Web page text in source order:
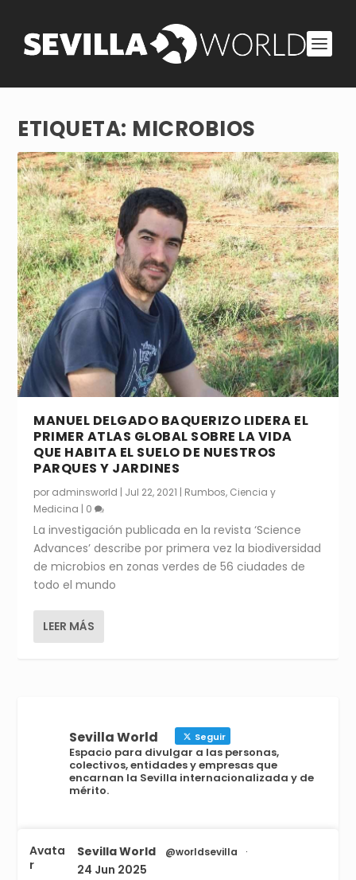
ETIQUETA: MICROBIOS
MANUEL DELGADO BAQUERIZO LIDERA EL
PRIMER ATLAS GLOBAL SOBRE LA VIDA
QUE HABITA EL SUELO DE NUESTROS
PARQUES Y JARDINES
por adminsworld | Jul 22, 2021 | Rumbos, Ciencia y
Medicina | 0
La investigación publicada en la revista ‘Science
Advances’ describe por primera vez la biodiversidad
de microbios en zonas verdes de 56 ciudades de
todo el mundo
LEER MÁS
Sevilla World Seguir
Espacio para divulgar a las personas,
colectivos, entidades y empresas que
encarnan la Sevilla internacionalizada y de
mérito.
Avata
r
Sevilla World @worldsevilla ·
24 Jun 2025